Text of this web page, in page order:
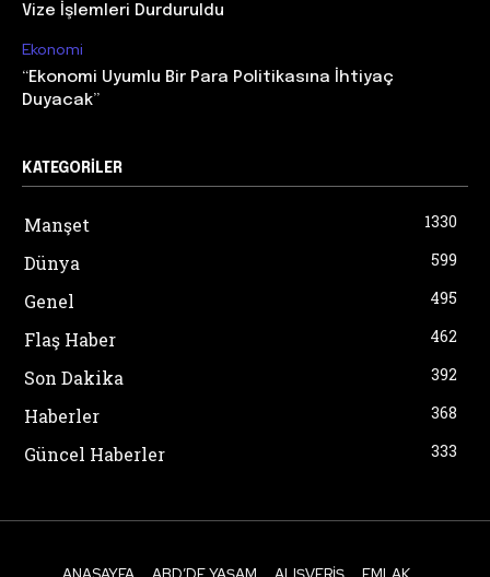
Vize İşlemleri Durduruldu
Ekonomi
“Ekonomi Uyumlu Bir Para Politikasına İhtiyaç
Duyacak”
KATEGORILER
Manşet 1330
Dünya 599
Genel 495
Flaş Haber 462
Son Dakika 392
Haberler 368
Güncel Haberler 333